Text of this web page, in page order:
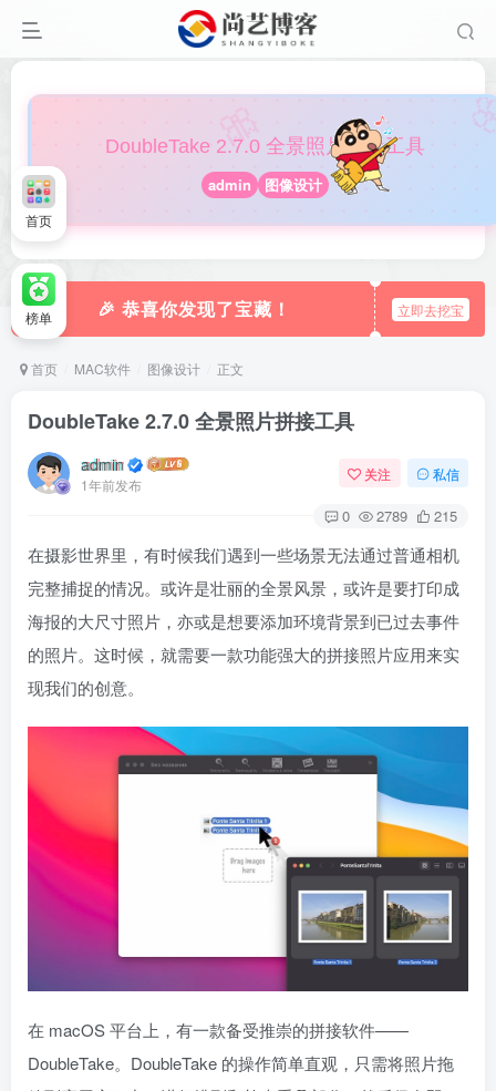
🎀
DoubleTake 2.7.0 全景照片拼接工具
admin 图像设计
🎉 恭喜你发现了宝藏！ 立即去挖宝
首页 MAC软件 图像设计 正文
DoubleTake 2.7.0 全景照片拼接工具
admin
1年前发布
关注 私信
0 2789 215
在摄影世界里，有时候我们遇到一些场景无法通过普通相机
完整捕捉的情况。或许是壮丽的全景风景，或许是要打印成
海报的大尺寸照片，亦或是想要添加环境背景到已过去事件
的照片。这时候，就需要一款功能强大的拼接照片应用来实
现我们的创意。
在 macOS 平台上，有一款备受推崇的拼接软件——
DoubleTake。DoubleTake 的操作简单直观，只需将照片拖
首页
榜单